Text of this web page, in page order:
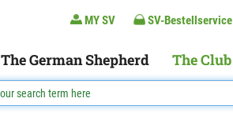
MY SV SV-Bestellservice
The German Shepherd The Club